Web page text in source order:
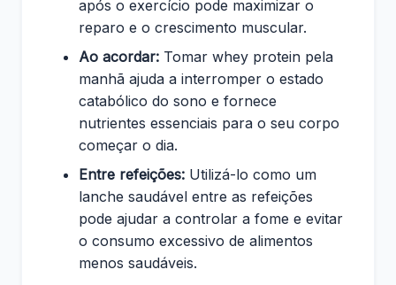
após o exercício pode maximizar o
reparo e o crescimento muscular.
Ao acordar: Tomar whey protein pela
manhã ajuda a interromper o estado
catabólico do sono e fornece
nutrientes essenciais para o seu corpo
começar o dia.
Entre refeições: Utilizá-lo como um
lanche saudável entre as refeições
pode ajudar a controlar a fome e evitar
o consumo excessivo de alimentos
menos saudáveis.